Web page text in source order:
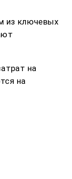
из ключевых
на
на